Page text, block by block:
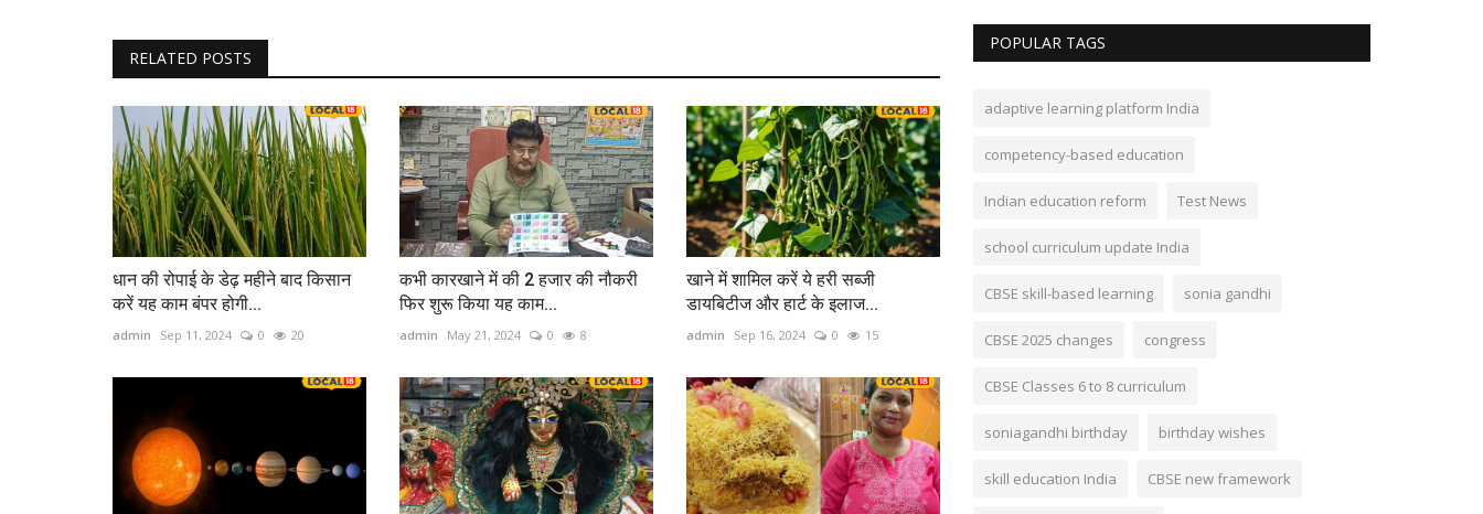
RELATED POSTS
धान की रोपाई के डेढ़ महीने बाद किसान
करें यह काम बंपर होगी...
admin Sep 11, 2024 0 20
कभी कारखाने में की 2 हजार की नौकरी
फिर शुरू किया यह काम...
admin May 21, 2024 0 8
खाने में शामिल करें ये हरी सब्जी
डायबिटीज और हार्ट के इलाज...
admin Sep 16, 2024 0 15
POPULAR TAGS
adaptive learning platform India
competency-based education
Indian education reform Test News
school curriculum update India
CBSE skill-based learning sonia gandhi
CBSE 2025 changes congress
CBSE Classes 6 to 8 curriculum
soniagandhi birthday birthday wishes
skill education India CBSE new framework